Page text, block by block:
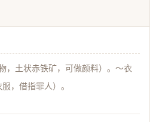
，土状赤铁矿，可做颜料）。～衣
，借指罪人）。